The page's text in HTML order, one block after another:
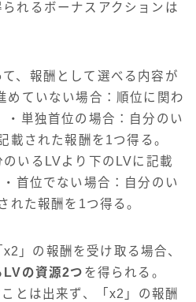
れるボーナスアクションは
、報酬として選べる内容が
めていない場合：順位に関わ
・単独首位の場合：自分のい
載された報酬を1つ得る。
のいるLVより下のLVに記載
首位でない場合：自分のい
れた報酬を1つ得る。
」の報酬を受け取る場合、
LVの資源2つ を得られる。
とは出来ず、「x2」の報酬